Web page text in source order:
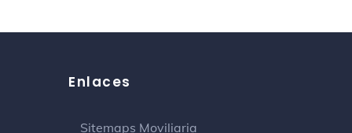
Enlaces
Sitemaps Moviliaria